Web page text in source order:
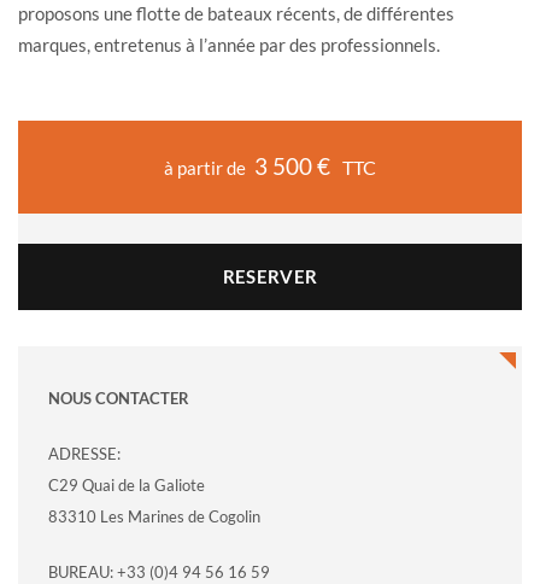
proposons une flotte de bateaux récents, de différentes
marques, entretenus à l’année par des professionnels.
à partir de 3 500 € TTC
RESERVER
NOUS CONTACTER
ADRESSE:
C29 Quai de la Galiote
83310 Les Marines de Cogolin
BUREAU: +33 (0)4 94 56 16 59